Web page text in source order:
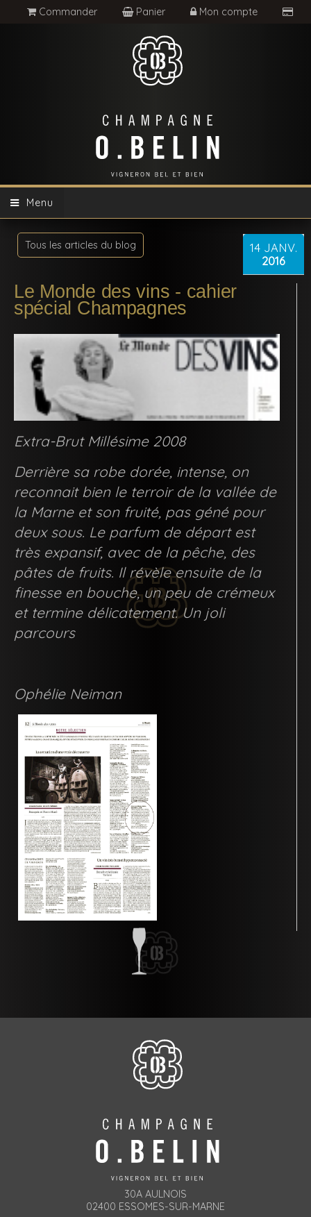
Commander Panier Mon compte
Menu
Tous les articles du blog 14 JANV.
2016
Le Monde des vins - cahier
spécial Champagnes
Extra-Brut Millésime 2008
Derrière sa robe dorée, intense, on
reconnait bien le terroir de la vallée de
la Marne et son fruité, pas géné pour
deux sous. Le parfum de départ est
très expansif, avec de la pêche, des
pâtes de fruits. Il révèle ensuite de la
finesse en bouche, un peu de crémeux
et termine délicatement. Un joli
parcours
Ophélie Neiman
30A AULNOIS
02400 ESSOMES-SUR-MARNE